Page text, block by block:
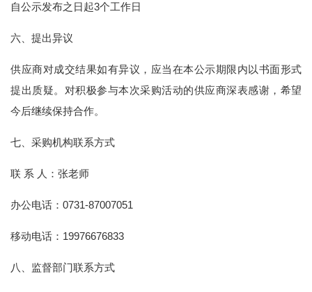
自公示发布之日起3个工作日
六、提出异议
供应商对成交结果如有异议，应当在本公示期限内以书面形式
提出质疑。对积极参与本次采购活动的供应商深表感谢，希望
今后继续保持合作。
七、采购机构联系方式
联 系 人：张老师
办公电话：0731-87007051
移动电话：19976676833
八、监督部门联系方式